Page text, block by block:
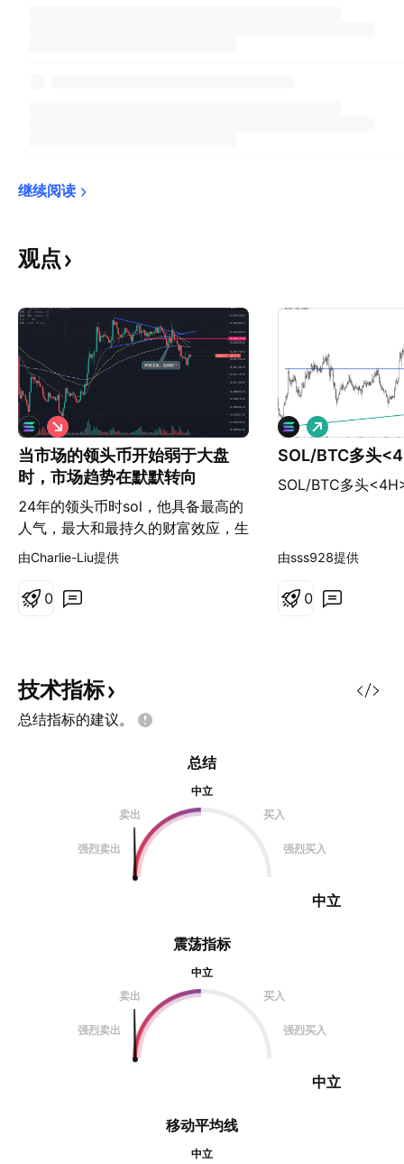
继续阅读
观点
当市场的领头币开始弱于大盘
时，市场趋势在默默转向
24年的领头币时sol，他具备最高的
人气，最大和最持久的财富效应，生
态中诞生多个1B级别的meme。 大
日,SOL/BTC汇率到达最高，此时，
下新高，此时意味着领头币，已经弱
于大盘。市场在默默的转向，这并不
意味着大盘（BTC）不会继续涨，而
性之极往往是反转的开始：25年1月
19日SOL价格创下新高，市场到处
都是看衰ETH，拥抱SOL的言论，
trump创造的爆富效应让无数人陷入
疯狂，这是人性之极。同时SOL出现
了最大的历史成交
做
空
由Charlie-Liu提供
0
SOL/BTC多头
SOL/BTC多头
做
多
由sss928提供
0
技术指标
总结指标的建议。
震荡指标
中立
卖出
买入
强烈卖出 强烈买入
中立
总结
中立
卖出
买入
强烈卖出 强烈买入
中立
移动平均线
中立